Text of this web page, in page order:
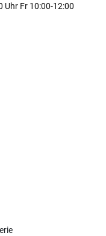
Uhr Fr 10:00-12:00